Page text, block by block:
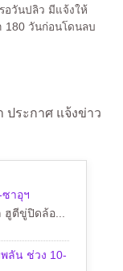
อวันปลิว มีแจ้งให้
180 วันก่อนโดนลบ
ประกาศ แจ้งข่าว
าอุฯ
ตีขู่ปิดล้อ...
ลัน ช่วง 10-